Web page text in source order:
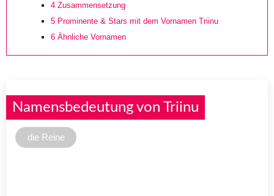
4 Zusammensetzung
5 Prominente & Stars mit dem Vornamen Triinu
6 Ähnliche Vornamen
Namensbedeutung von Triinu
die Reine